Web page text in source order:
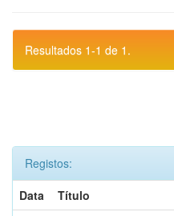
Resultados 1-1 de 1.
Registos:
Data
Título